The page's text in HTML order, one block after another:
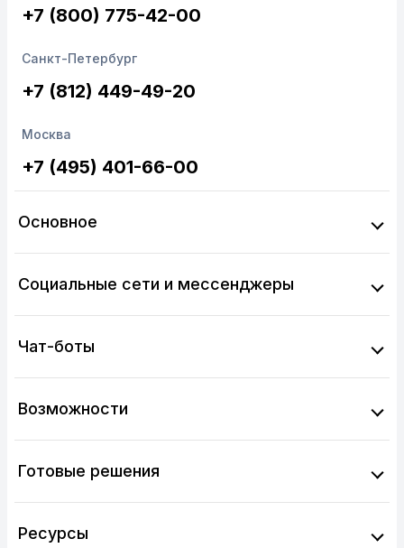
+7 (800) 775-42-00
Санкт-Петербург
+7 (812) 449-49-20
Москва
+7 (495) 401-66-00
Основное
Социальные сети и мессенджеры
Чат-боты
Возможности
Готовые решения
Ресурсы